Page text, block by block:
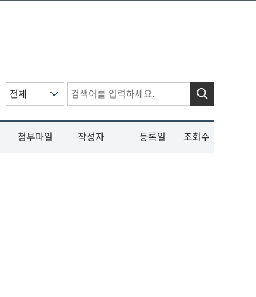
첨부파일 작성자 등록일 조회수